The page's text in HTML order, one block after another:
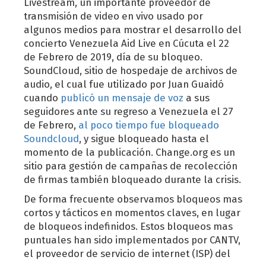
transmisión de video en vivo usado por
algunos medios para mostrar el desarrollo del
concierto Venezuela Aid Live en Cúcuta el 22
de Febrero de 2019, día de su bloqueo.
SoundCloud, sitio de hospedaje de archivos de
audio, el cual fue utilizado por Juan Guaidó
cuando publicó un mensaje de voz a sus
seguidores ante su regreso a Venezuela el 27
de Febrero, al poco tiempo fue bloqueado
Soundcloud, y sigue bloqueado hasta el
momento de la publicación. Change.org es un
sitio para gestión de campañas de recolección
de firmas también bloqueado durante la crisis.
De forma frecuente observamos bloqueos mas
cortos y tácticos en momentos claves, en lugar
de bloqueos indefinidos. Estos bloqueos mas
puntuales han sido implementados por CANTV,
el proveedor de servicio de internet (ISP) del